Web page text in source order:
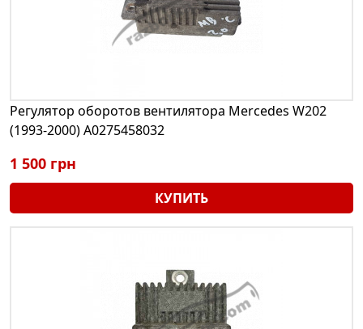
Регулятор оборотов вентилятора Mercedes W202
(1993-2000) A0275458032
1 500 грн
КУПИТЬ